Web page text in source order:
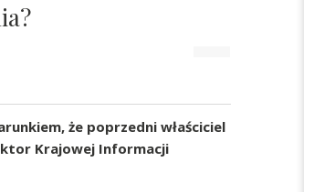
że poprzedni właściciel
Krajowej Informacji